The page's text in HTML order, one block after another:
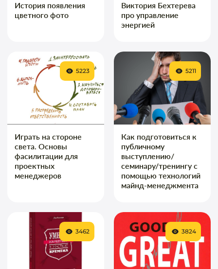
История появления
цветного фото
Виктория Бехтерева
про управление
энергией
Играть на стороне
света. Основы
фасилитации для
проектных
менеджеров
5223
Как подготовиться к
публичному
выступлению/
семинару/тренингу с
помощью технологий
майнд-менеджмента
5211
3462 3824